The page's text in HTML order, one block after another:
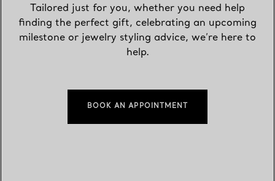
Tailored just for you, whether you need help
finding the perfect gift, celebrating an upcoming
milestone or jewelry styling advice, we’re here to
help.
BOOK AN APPOINTMENT